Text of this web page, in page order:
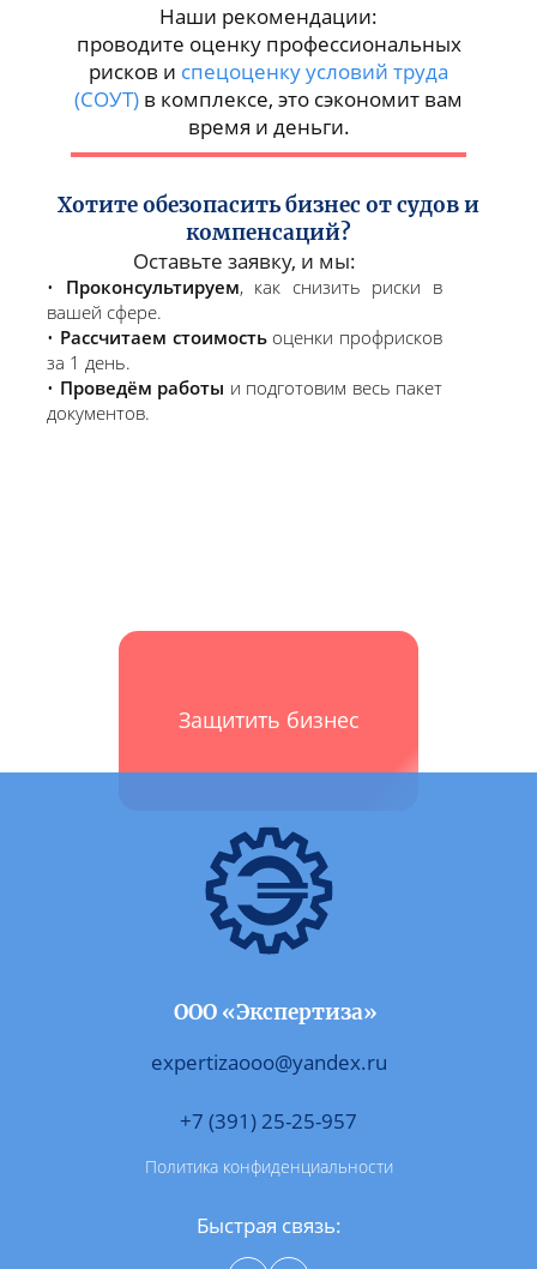
Наши рекомендации:
проводите оценку профессиональных
рисков и спецоценку условий труда
(СОУТ) в комплексе, это сэкономит вам
время и деньги.
Хотите обезопасить бизнес от судов и
компенсаций?
Оставьте заявку, и мы:
Проконсультируем, как снизить риски в
вашей сфере.
Рассчитаем стоимостьоценки профрисков
за 1 день.
Проведём работы и подготовим весь пакет
документов.
Защитить бизнес
ООО «Экспертиза»
expertizaooo@yandex.ru
+7 (391) 25-25-957
Политика конфиденциальности
Быстрая связь: